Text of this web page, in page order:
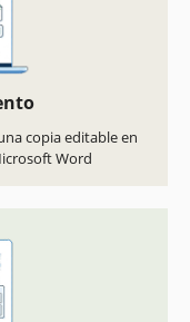
copia editable en
Word